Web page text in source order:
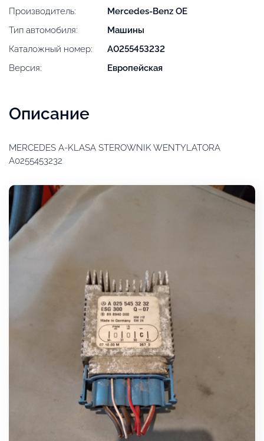
Производитель:
Mercedes-Benz OE
Тип автомобиля:
Машины
Каталожный номер:
A0255453232
Версия:
Европейская
Описание
MERCEDES A-KLASA STEROWNIK WENTYLATORA
A0255453232